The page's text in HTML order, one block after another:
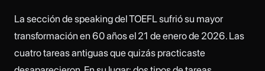
La sección de speaking del TOEFL sufrió su mayor
transformación en 60 años el 21 de enero de 2026. Las
cuatro tareas antiguas que quizás practicaste